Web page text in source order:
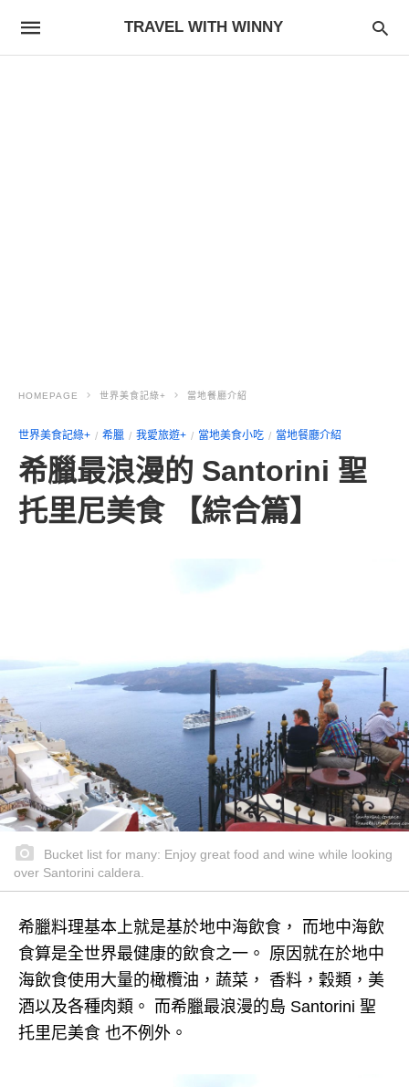
TRAVEL WITH WINNY
HOMEPAGE 世界美食記綠+ 當地餐廳介紹
世界美食記綠+ 希臘 我愛旅遊+ 當地美食小吃 當地餐廳介紹
希臘最浪漫的 Santorini 聖
托里尼美食 【綜合篇】
Bucket list for many: Enjoy great food and wine while looking
over Santorini caldera.
希臘料理基本上就是基於地中海飲食， 而地中海飲
食算是全世界最健康的飲食之一。 原因就在於地中
海飲食使用大量的橄欖油，蔬菜， 香料，穀類，美
酒以及各種肉類。 而希臘最浪漫的島 Santorini 聖
托里尼美食 也不例外。